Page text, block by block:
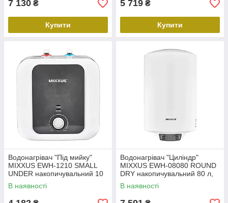
7 130 ₴
Купити
5 719 ₴
Купити
Водонагрівач "Під мийку"
MIXXUS EWH-1210 SMALL
UNDER накопичувальний 10
л, мокрий тен 1,5 kW
(WH0604)
В наявності
Водонагрівач "Циліндр"
MIXXUS EWH-08080 ROUND
DRY накопичувальний 80 л,
сухий тен 2 kW (WH0609)
В наявності